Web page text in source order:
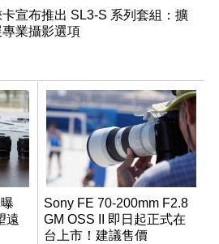
卡宣布推出 SL3-S 系列套組：擴
專業攝影選項
遠
Sony FE 70-200mm F2.8
GM OSS II 即日起正式在
台上市！建議售價